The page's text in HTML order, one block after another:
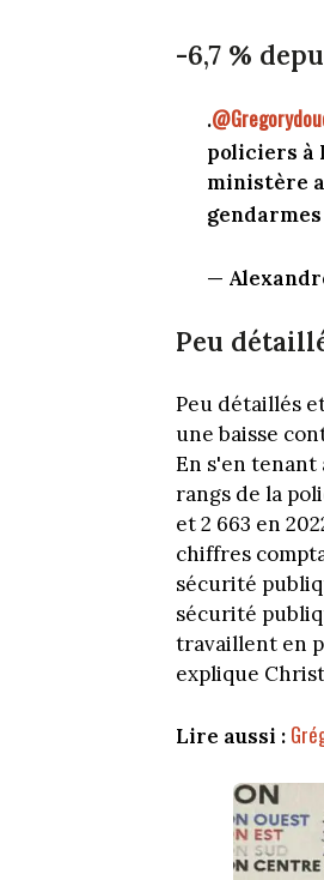
-6,7 %
.
policiers à
ministère
—
Peu
Peu détaillés
une baisse
En s'en tenant
rangs de la
et 2 663 en
chiffres
sécurité
sécurité
travaillent en
explique
Lire aussi :